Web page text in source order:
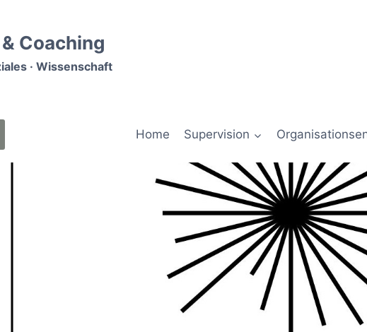
Coaching
· Wissenschaft
Home Supervision